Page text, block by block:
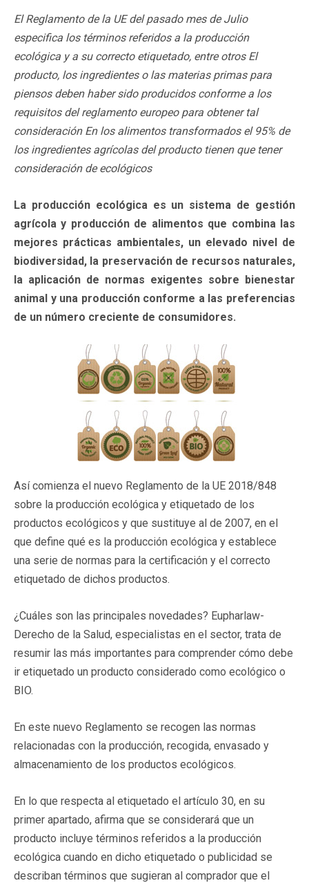
El Reglamento de la UE del pasado mes de Julio
especifica los términos referidos a la producción
ecológica y a su correcto etiquetado, entre otros El
producto, los ingredientes o las materias primas para
piensos deben haber sido producidos conforme a los
requisitos del reglamento europeo para obtener tal
consideración En los alimentos transformados el 95% de
los ingredientes agrícolas del producto tienen que tener
consideración de ecológicos
La producción ecológica es un sistema de gestión
agrícola y producción de alimentos que combina las
mejores prácticas ambientales, un elevado nivel de
biodiversidad, la preservación de recursos naturales,
la aplicación de normas exigentes sobre bienestar
animal y una producción conforme a las preferencias
de un número creciente de consumidores.
Así comienza el nuevo Reglamento de la UE 2018/848
sobre la producción ecológica y etiquetado de los
productos ecológicos y que sustituye al de 2007, en el
que define qué es la producción ecológica y establece
una serie de normas para la certificación y el correcto
etiquetado de dichos productos.
¿Cuáles son las principales novedades? Eupharlaw-
Derecho de la Salud, especialistas en el sector, trata de
resumir las más importantes para comprender cómo debe
ir etiquetado un producto considerado como ecológico o
BIO.
En este nuevo Reglamento se recogen las normas
relacionadas con la producción, recogida, envasado y
almacenamiento de los productos ecológicos.
En lo que respecta al etiquetado el artículo 30, en su
primer apartado, afirma que se considerará que un
producto incluye términos referidos a la producción
ecológica cuando en dicho etiquetado o publicidad se
describan términos que sugieran al comprador que el